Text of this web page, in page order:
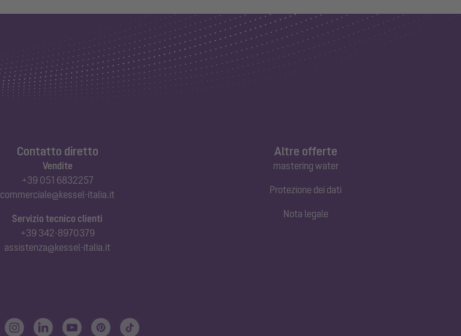
Contatto diretto
Vendite
+39 051 6832257
commerciale@kessel-italia.it
Servizio tecnico clienti
+39 342-8970379
assistenza@kessel-italia.it
Altre offerte
mastering water
Protezione dei dati
Nota legale